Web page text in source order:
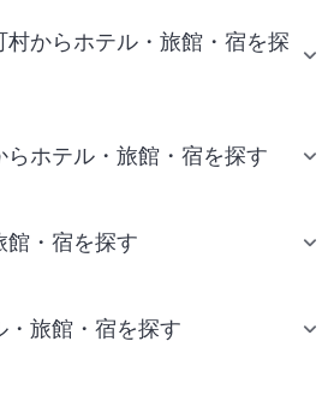
からホテル・旅館・宿を探
ホテル・旅館・宿を探す
館・宿を探す
・旅館・宿を探す